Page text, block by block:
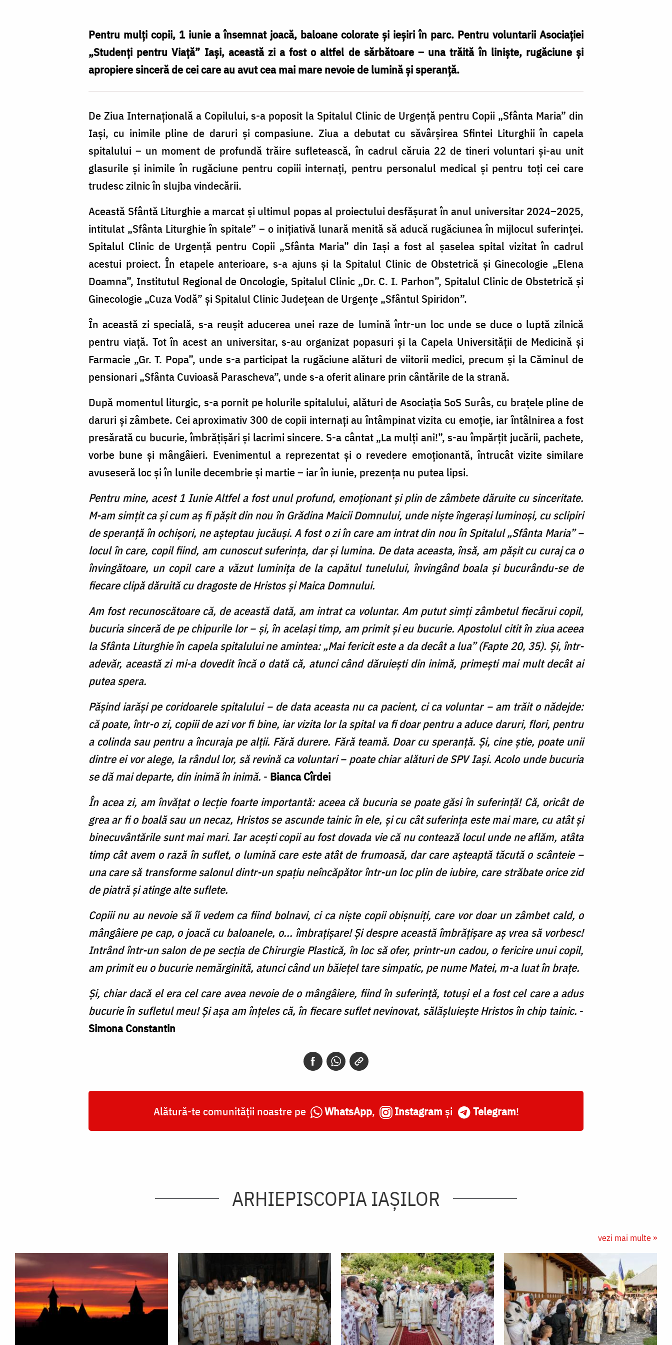
Pentru mulți copii, 1 iunie a însemnat joacă, baloane colorate și ieșiri în parc. Pentru voluntarii Asociației
„Studenți pentru Viață” Iași, această zi a fost o altfel de sărbătoare – una trăită în liniște, rugăciune și
apropiere sinceră de cei care au avut cea mai mare nevoie de lumină și speranță.
De Ziua Internațională a Copilului, s-a poposit la Spitalul Clinic de Urgență pentru Copii „Sfânta Maria” din
Iași, cu inimile pline de daruri și compasiune. Ziua a debutat cu săvârșirea Sfintei Liturghii în capela
spitalului – un moment de profundă trăire sufletească, în cadrul căruia 22 de tineri voluntari și-au unit
glasurile și inimile în rugăciune pentru copiii internați, pentru personalul medical și pentru toți cei care
trudesc zilnic în slujba vindecării.
Această Sfântă Liturghie a marcat și ultimul popas al proiectului desfășurat în anul universitar 2024–2025,
intitulat „Sfânta Liturghie în spitale” – o inițiativă lunară menită să aducă rugăciunea în mijlocul suferinței.
Spitalul Clinic de Urgență pentru Copii „Sfânta Maria” din Iași a fost al șaselea spital vizitat în cadrul
acestui proiect. În etapele anterioare, s-a ajuns și la Spitalul Clinic de Obstetrică și Ginecologie „Elena
Doamna”, Institutul Regional de Oncologie, Spitalul Clinic „Dr. C. I. Parhon”, Spitalul Clinic de Obstetrică și
Ginecologie „Cuza Vodă” și Spitalul Clinic Județean de Urgențe „Sfântul Spiridon”.
În această zi specială, s-a reușit aducerea unei raze de lumină într-un loc unde se duce o luptă zilnică
pentru viață. Tot în acest an universitar, s-au organizat popasuri și la Capela Universității de Medicină și
Farmacie „Gr. T. Popa”, unde s-a participat la rugăciune alături de viitorii medici, precum și la Căminul de
pensionari „Sfânta Cuvioasă Parascheva”, unde s-a oferit alinare prin cântările de la strană.
După momentul liturgic, s-a pornit pe holurile spitalului, alături de Asociația SoS Surâs, cu brațele pline de
daruri și zâmbete. Cei aproximativ 300 de copii internați au întâmpinat vizita cu emoție, iar întâlnirea a fost
presărată cu bucurie, îmbrățișări și lacrimi sincere. S-a cântat „La mulți ani!”, s-au împărțit jucării, pachete,
vorbe bune și mângâieri. Evenimentul a reprezentat și o revedere emoționantă, întrucât vizite similare
avuseseră loc și în lunile decembrie și martie – iar în iunie, prezența nu putea lipsi.
Pentru mine, acest 1 Iunie Altfel a fost unul profund, emoționant și plin de zâmbete dăruite cu sinceritate.
M-am simțit ca și cum aș fi pășit din nou în Grădina Maicii Domnului, unde niște îngerași luminoși, cu sclipiri
de speranță în ochișori, ne așteptau jucăuși. A fost o zi în care am intrat din nou în Spitalul „Sfânta Maria” –
locul în care, copil fiind, am cunoscut suferința, dar și lumina. De data aceasta, însă, am pășit cu curaj ca o
învingătoare, un copil care a văzut luminița de la capătul tunelului, învingând boala și bucurându-se de
fiecare clipă dăruită cu dragoste de Hristos și Maica Domnului.
Am fost recunoscătoare că, de această dată, am intrat ca voluntar. Am putut simți zâmbetul fiecărui copil,
bucuria sinceră de pe chipurile lor – și, în același timp, am primit și eu bucurie. Apostolul citit în ziua aceea
la Sfânta Liturghie în capela spitalului ne amintea: „Mai fericit este a da decât a lua” (Fapte 20, 35). Și, într-
adevăr, această zi mi-a dovedit încă o dată că, atunci când dăruiești din inimă, primești mai mult decât ai
putea spera.
Pășind iarăși pe coridoarele spitalului – de data aceasta nu ca pacient, ci ca voluntar – am trăit o nădejde:
că poate, într-o zi, copiii de azi vor fi bine, iar vizita lor la spital va fi doar pentru a aduce daruri, flori, pentru
a colinda sau pentru a încuraja pe alții. Fără durere. Fără teamă. Doar cu speranță. Și, cine știe, poate unii
dintre ei vor alege, la rândul lor, să revină ca voluntari – poate chiar alături de SPV Iași. Acolo unde bucuria
se dă mai departe, din inimă în inimă. - Bianca Cîrdei
În acea zi, am învățat o lecție foarte importantă: aceea că bucuria se poate găsi în suferință! Că, oricât de
grea ar fi o boală sau un necaz, Hristos se ascunde tainic în ele, și cu cât suferința este mai mare, cu atât și
binecuvântările sunt mai mari. Iar acești copii au fost dovada vie că nu contează locul unde ne aflăm, atâta
timp cât avem o rază în suflet, o lumină care este atât de frumoasă, dar care așteaptă tăcută o scânteie –
una care să transforme salonul dintr-un spațiu neîncăpător într-un loc plin de iubire, care străbate orice zid
de piatră și atinge alte suflete.
Copiii nu au nevoie să îi vedem ca fiind bolnavi, ci ca niște copii obișnuiți, care vor doar un zâmbet cald, o
mângâiere pe cap, o joacă cu baloanele, o... îmbrațișare! Și despre această îmbrățișare aș vrea să vorbesc!
Intrând într-un salon de pe secția de Chirurgie Plastică, în loc să ofer, printr-un cadou, o fericire unui copil,
am primit eu o bucurie nemărginită, atunci când un băiețel tare simpatic, pe nume Matei, m-a luat în brațe.
Și, chiar dacă el era cel care avea nevoie de o mângâiere, fiind în suferință, totuși el a fost cel care a adus
bucurie în sufletul meu! Și așa am înțeles că, în fiecare suflet nevinovat, sălășluiește Hristos în chip tainic. -
Simona Constantin
Alătură-te comunității noastre pe WhatsApp, Instagram și Telegram!
ARHIEPISCOPIA IAŞILOR
vezi mai multe »